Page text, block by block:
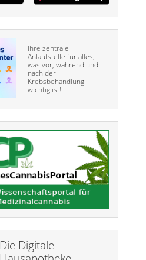
Ihre zentrale
Anlaufstelle für alles,
was vor, während und
nach der
Krebsbehandlung
wichtig ist!
Die Digitale